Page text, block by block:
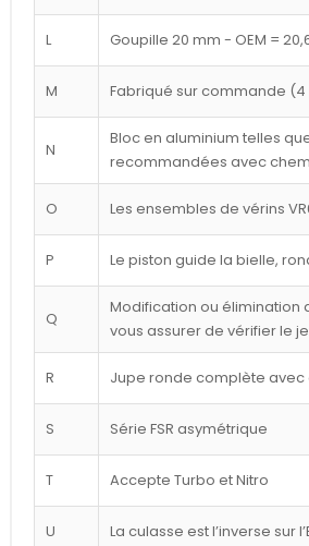
L Goupille 20 mm - OEM =
M Fabriqué sur commande
N
Bloc en aluminium telles que
recommandées avec
O Les ensembles de vérins
P Le piston guide la bielle,
Q
Modification ou élimination
vous assurer de vérifier le
R Jupe ronde complète
S Série FSR asymétrique
T Accepte Turbo et Nitro
U La culasse est l’inverse sur